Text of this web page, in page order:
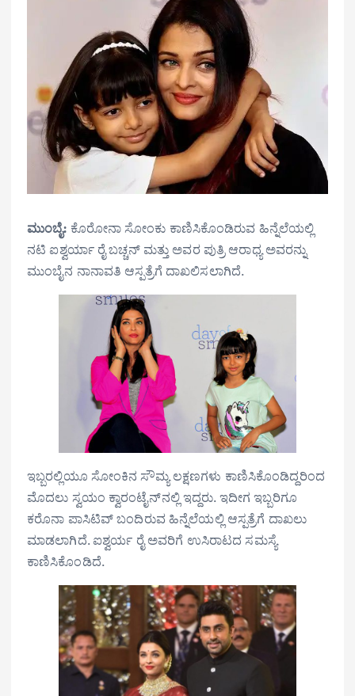
ಮುಂಬೈ: ಕೊರೋನಾ ಸೋಂಕು ಕಾಣಿಸಿಕೊಂಡಿರುವ ಹಿನ್ನೆಲೆಯಲ್ಲಿ
ನಟಿ ಐಶ್ವರ್ಯಾ ರೈ ಬಚ್ಚನ್ ಮತ್ತು ಅವರ ಪುತ್ರಿ ಆರಾಧ್ಯ ಅವರನ್ನು
ಮುಂಬೈನ ನಾನಾವತಿ ಆಸ್ಪತ್ರೆಗೆ ದಾಖಲಿಸಲಾಗಿದೆ.
ಇಬ್ಬರಲ್ಲಿಯೂ ಸೋಂಕಿನ ಸೌಮ್ಯ ಲಕ್ಷಣಗಳು ಕಾಣಿಸಿಕೊಂಡಿದ್ದರಿಂದ
ಮೊದಲು ಸ್ವಯಂ ಕ್ವಾರಂಟೈನ್‌ನಲ್ಲಿ ಇದ್ದರು. ಇದೀಗ ಇಬ್ಬರಿಗೂ
ಕರೊನಾ ಪಾಸಿಟಿವ್‌ ಬಂದಿರುವ ಹಿನ್ನೆಲೆಯಲ್ಲಿ ಆಸ್ಪತ್ರೆಗೆ ದಾಖಲು
ಮಾಡಲಾಗಿದೆ. ಐಶ್ವರ್ಯ ರೈ ಅವರಿಗೆ ಉಸಿರಾಟದ ಸಮಸ್ಯೆ
ಕಾಣಿಸಿಕೊಂಡಿದೆ.